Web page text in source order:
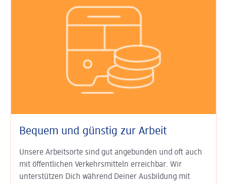
Bequem und günstig zur Arbeit
Unsere Arbeitsorte sind gut an­ge­bunden und oft auch
mit öffent­lichen Verkehrs­mitteln erreichbar. Wir
unterstützen Dich während Deiner Aus­bildung mit